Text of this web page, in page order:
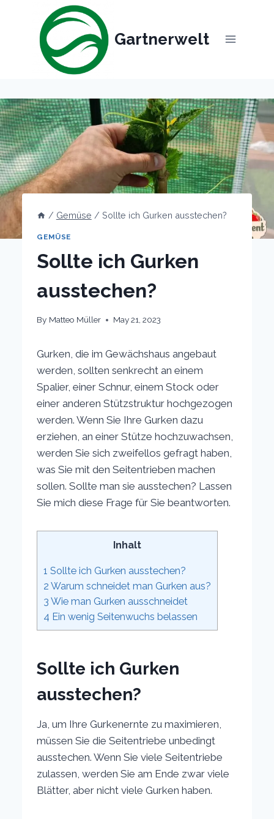
Gartnerwelt
/ Gemüse / Sollte ich Gurken ausstechen?
GEMÜSE
Sollte ich Gurken
ausstechen?
By Matteo Müller May 21, 2023
Gurken, die im Gewächshaus angebaut
werden, sollten senkrecht an einem
Spalier, einer Schnur, einem Stock oder
einer anderen Stützstruktur hochgezogen
werden. Wenn Sie Ihre Gurken dazu
erziehen, an einer Stütze hochzuwachsen,
werden Sie sich zweifellos gefragt haben,
was Sie mit den Seitentrieben machen
sollen. Sollte man sie ausstechen? Lassen
Sie mich diese Frage für Sie beantworten.
Inhalt
1 Sollte ich Gurken ausstechen?
2 Warum schneidet man Gurken aus?
3 Wie man Gurken ausschneidet
4 Ein wenig Seitenwuchs belassen
Sollte ich Gurken
ausstechen?
Ja, um Ihre Gurkenernte zu maximieren,
müssen Sie die Seitentriebe unbedingt
ausstechen. Wenn Sie viele Seitentriebe
zulassen, werden Sie am Ende zwar viele
Blätter, aber nicht viele Gurken haben.